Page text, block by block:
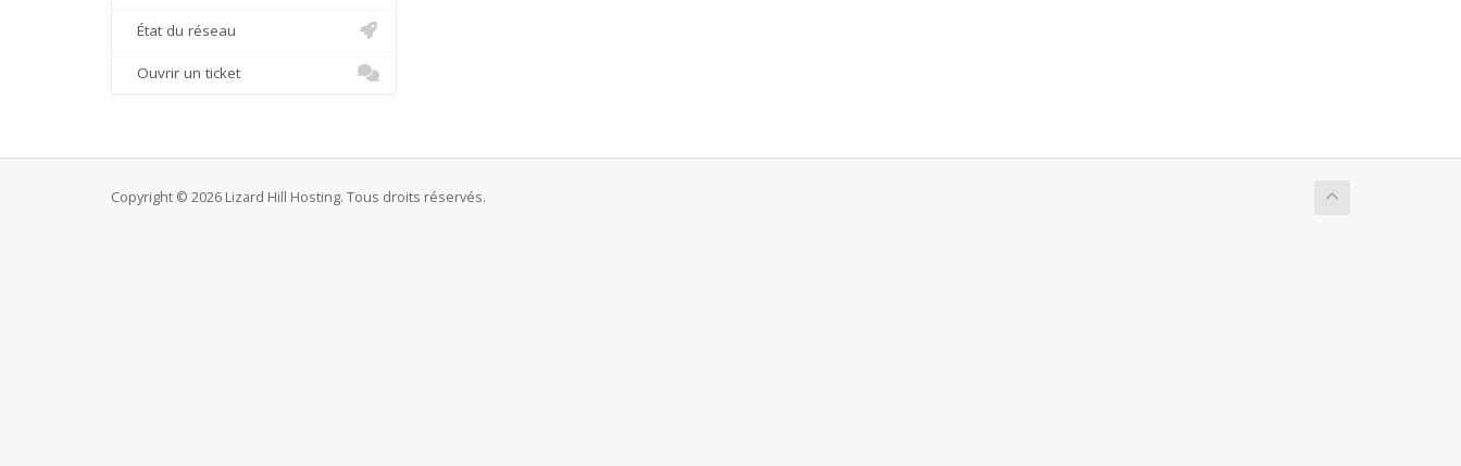
État du réseau
Ouvrir un ticket
Copyright © 2026 Lizard Hill Hosting. Tous droits réservés.